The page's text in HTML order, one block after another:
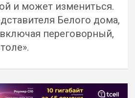
и может измениться.
Белого дома,
переговорный,